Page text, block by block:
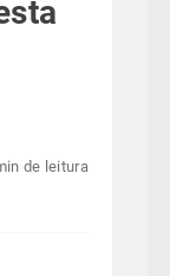
de leitura